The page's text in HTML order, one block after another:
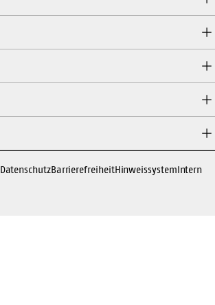
DatenschutzBarrierefreiheitHinweissystemIntern